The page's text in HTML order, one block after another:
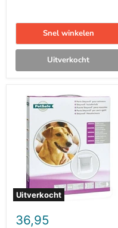
Snel winkelen
Uitverkocht
Uitverkocht
Petsafe
Hondenluik
Medium
Transparant
36,95